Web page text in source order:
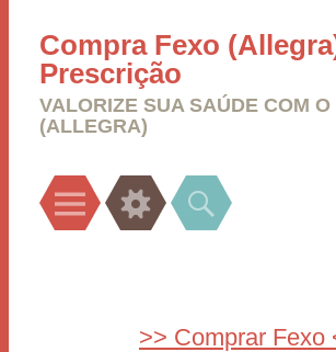
Compra Fexo
Prescrição
VALORIZE SUA SAÚDE COM O
(ALLEGRA)
Menu Widgets Search
>> Comprar Fexo